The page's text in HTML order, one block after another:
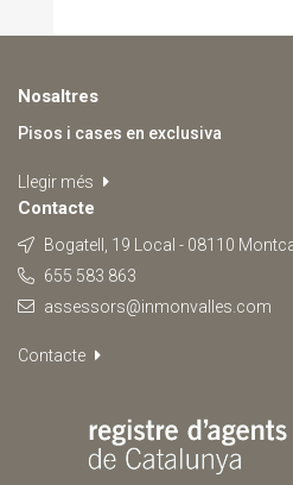
Nosaltres
Pisos i cases en exclusiva
Llegir més
Contacte
Bogatell, 19 Local - 08110
655 583 863
assessors@inmonvalles.com
Contacte